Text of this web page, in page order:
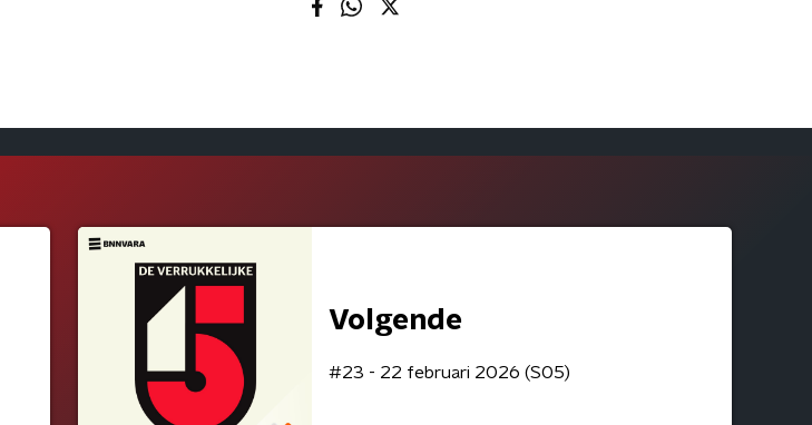
Volgende
#23 - 22 februari 2026 (S05)